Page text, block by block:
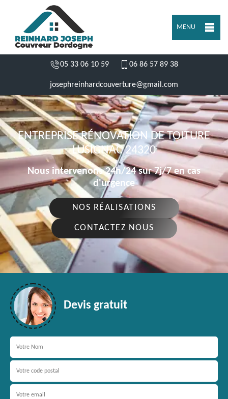
MENU
05 33 06 10 59 06 86 57 89 38
josephreinhardcouverture@gmail.com
ENTREPRISE RÉNOVATION DE TOITURE
LUSIGNAC 24320
Nous intervenons 24h/24 sur 7j/7 en cas
d'urgence
NOS RÉALISATIONS
CONTACTEZ NOUS
Devis gratuit